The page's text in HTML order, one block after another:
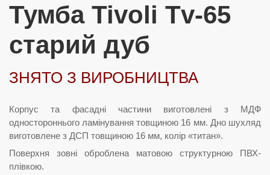
Тумба Tivoli Tv-65
старий дуб
ЗНЯТО З ВИРОБНИЦТВА
Корпус та фасадні частини виготовлені з МДФ
одностороннього ламінування товщиною 16 мм. Дно шухляд
виготовлене з ДСП товщиною 16 мм, колір «титан».
Поверхня зовні оброблена матовою структурною ПВХ-
плівкою.